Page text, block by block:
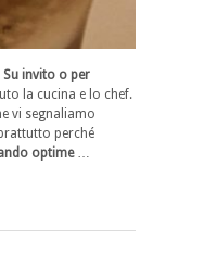
Su invito o per
la cucina e lo chef.
vi segnaliamo
perché
optime…